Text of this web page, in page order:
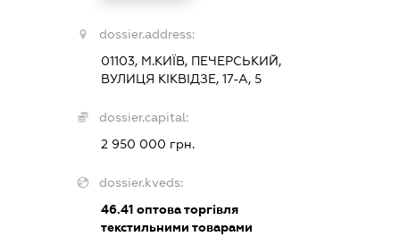
dossier.address:
01103, М.КИЇВ, ПЕЧЕРСЬКИЙ,
ВУЛИЦЯ КІКВІДЗЕ, 17-А, 5
dossier.capital:
2 950 000 грн.
dossier.kveds:
46.41оптова торгівля
текстильними товарами